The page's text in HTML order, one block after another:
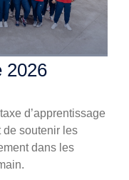
2026
d’apprentissage
de soutenir les
dans les